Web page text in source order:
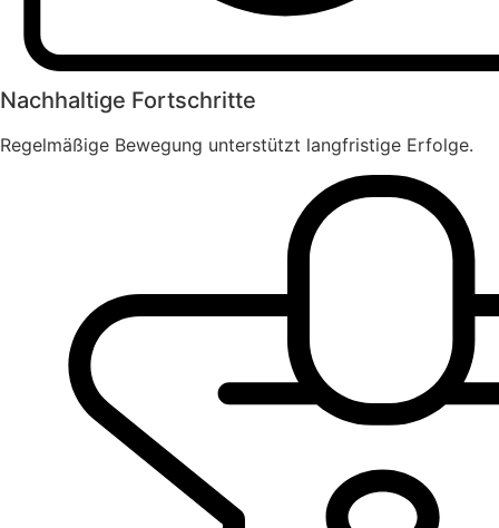
Nachhaltige Fortschritte
Regelmäßige Bewegung unterstützt langfristige Erfolge.